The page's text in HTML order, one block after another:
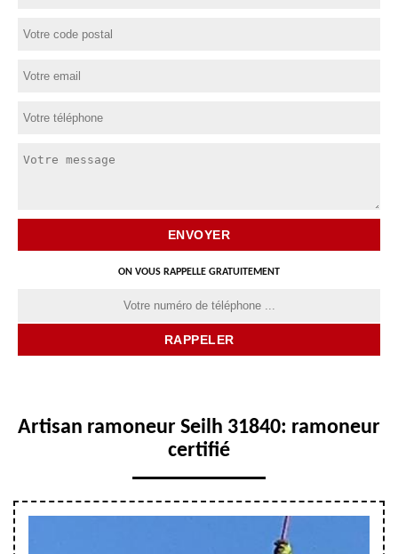
ON VOUS RAPPELLE GRATUITEMENT
Artisan ramoneur Seilh 31840: ramoneur
certifié